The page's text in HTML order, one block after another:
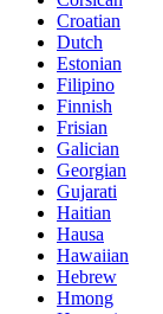
Croatian
Dutch
Estonian
Filipino
Finnish
Frisian
Galician
Georgian
Gujarati
Haitian
Hausa
Hawaiian
Hebrew
Hmong